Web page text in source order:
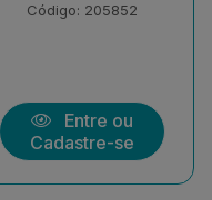
Código: 205851
Entre ou
Cadastre-se